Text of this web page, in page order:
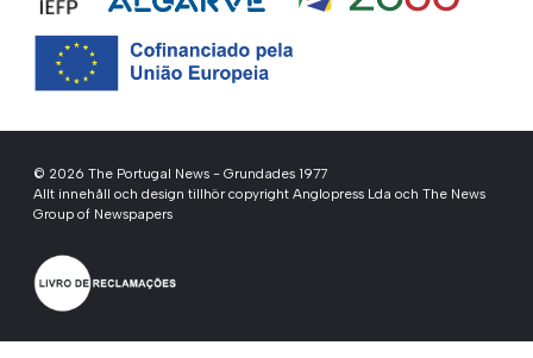
© 2026 The Portugal News - Grundades 1977
Allt innehåll och design tillhör copyright Anglopress Lda och The News
Group of Newspapers